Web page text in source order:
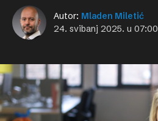
Autor: Mladen Miletić
24. svibanj 2025. u 07:00